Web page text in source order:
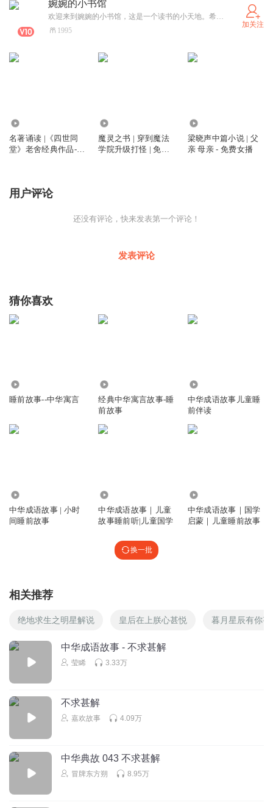
婉婉的小书馆
欢迎来到婉婉的小书馆，这是一个读书的小天地。希望爱听书，爱读书的小伙伴们和我一起读书，共同成长！
1995
加关注
名著诵读 |《四世同
堂》老舍经典作品-女
魔灵之书 | 穿到魔法
学院升级打怪 | 免费
梁晓声中篇小说 | 父
亲 母亲 - 免费女播
用户评论
还没有评论，快来发表第一个评论！
发表评论
猜你喜欢
睡前故事--中华寓言
经典中华寓言故事-睡
前故事
中华成语故事儿童睡
前伴读
中华成语故事 | 小时
间睡前故事
中华成语故事｜儿童
故事睡前听|儿童国学
中华成语故事｜国学
启蒙｜儿童睡前故事
换一批
相关推荐
绝地求生之明星解说 皇后在上朕心甚悦 暮月星辰有你甚
中华成语故事 - 不求甚解
莹睎 3.33万
不求甚解
嘉欢故事 4.09万
中华典故 043 不求甚解
冒牌东方朔 8.95万